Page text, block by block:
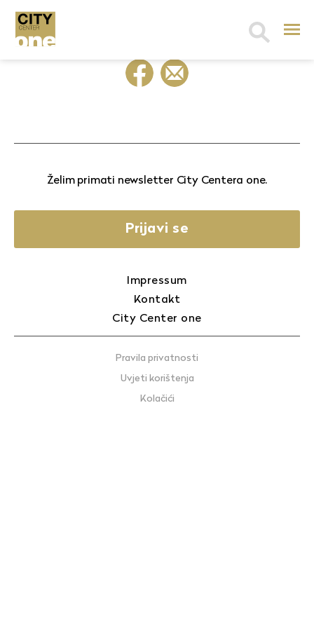
Search
Želim primati newsletter City Centera one.
Prijavi se
Impressum
Kontakt
City Center one
Pravila privatnosti
Uvjeti korištenja
Kolačići